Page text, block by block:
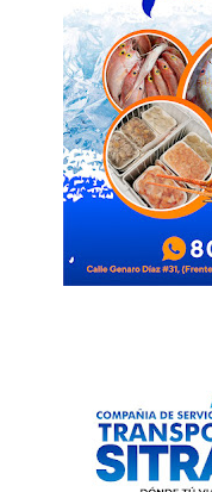
Contactos
Servicio Publicitario